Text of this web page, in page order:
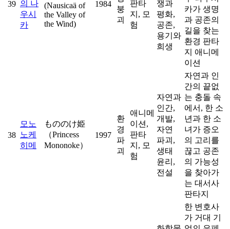
39 의 나
우시
카
(Nausicaä of
the Valley of
the Wind)
1984
붕
괴
판타
지, 모
험
쟁과
평화,
공존,
용기와
희생
카가 생명
과 공존의
길을 찾는
환경 판타
지 애니메
이션
38
모노
노케
히메
もののけ姫
（Princess
Mononoke）
1997
환
경
파
괴
애니메
이션,
판타
지, 모
험
자연과
인간,
개발,
자연
파괴,
생태
윤리,
전설
자연과 인
간의 끝없
는 충돌 속
에서, 한 소
년과 한 소
녀가 증오
의 고리를
끊고 공존
의 가능성
을 찾아가
는 대서사
판타지
한 변호사
가 거대 기